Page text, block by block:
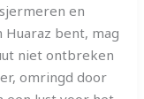
en
Huaraz bent, mag
niet ontbreken
omringd door